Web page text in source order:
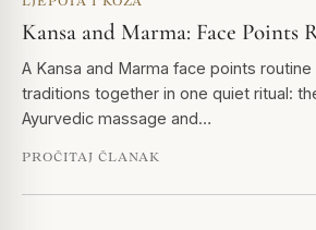
Kansa and Marma: Face Points
A Kansa and Marma face points
traditions together in one quiet ritual:
Ayurvedic massage and…
PROČITAJ ČLANAK